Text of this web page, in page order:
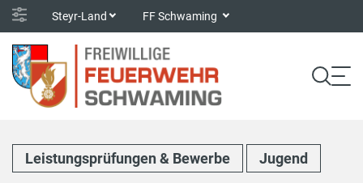
Steyr-Land FF Schwaming
Leistungsprüfungen & Bewerbe Jugend